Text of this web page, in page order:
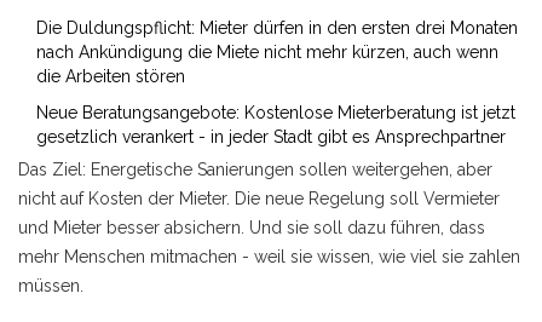
Die Duldungspflicht: Mieter dürfen in den ersten drei Monaten
nach Ankündigung die Miete nicht mehr kürzen, auch wenn
die Arbeiten stören
Neue Beratungsangebote: Kostenlose Mieterberatung ist jetzt
gesetzlich verankert - in jeder Stadt gibt es Ansprechpartner
Das Ziel: Energetische Sanierungen sollen weitergehen, aber
nicht auf Kosten der Mieter. Die neue Regelung soll Vermieter
und Mieter besser absichern. Und sie soll dazu führen, dass
mehr Menschen mitmachen - weil sie wissen, wie viel sie zahlen
müssen.